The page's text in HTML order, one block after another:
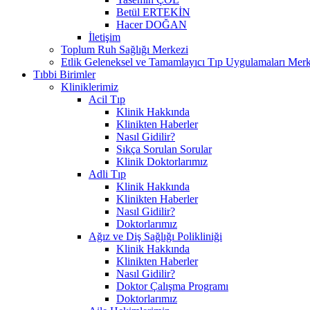
Betül ERTEKİN
Hacer DOĞAN
İletişim
Toplum Ruh Sağlığı Merkezi
Etlik Geleneksel ve Tamamlayıcı Tıp Uygulamaları
Tıbbi Birimler
Kliniklerimiz
Acil Tıp
Klinik Hakkında
Klinikten Haberler
Nasıl Gidilir?
Sıkça Sorulan Sorular
Klinik Doktorlarımız
Adli Tıp
Klinik Hakkında
Klinikten Haberler
Nasıl Gidilir?
Doktorlarımız
Ağız ve Diş Sağlığı Polikliniği
Klinik Hakkında
Klinikten Haberler
Nasıl Gidilir?
Doktor Çalışma Programı
Doktorlarımız